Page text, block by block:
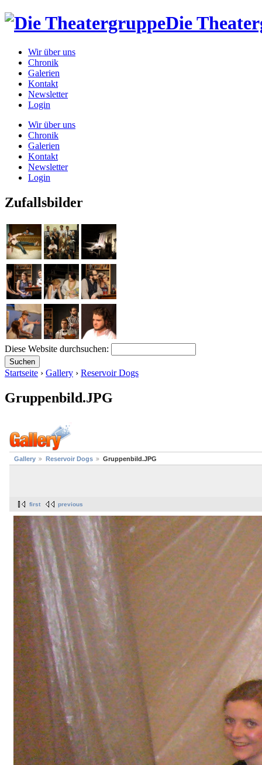
Die
Wir über uns
Chronik
Galerien
Kontakt
Newsletter
Login
Wir über uns
Chronik
Galerien
Kontakt
Newsletter
Login
Zufallsbilder
Diese Website durchsuchen:
Startseite › Gallery › Reservoir Dogs
Gruppenbild.JPG
Gallery Reservoir Dogs Gruppenbild.JPG
first previous